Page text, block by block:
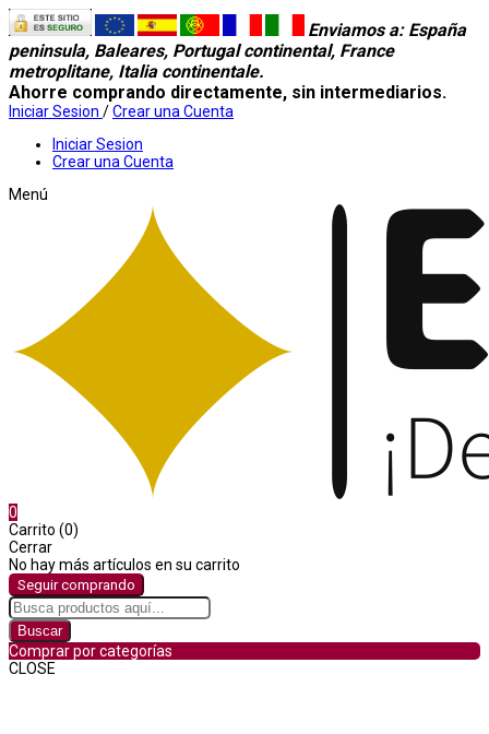
Enviamos a: España
peninsula, Baleares, Portugal continental, France
metroplitane, Italia continentale.
Ahorre comprando directamente, sin intermediarios.
Iniciar Sesion /Crear una Cuenta
Iniciar Sesion
Crear una Cuenta
Menú
0
Carrito (0)
Cerrar
No hay más artículos en su carrito
Seguir comprando
Buscar
Comprar por categorías
CLOSE